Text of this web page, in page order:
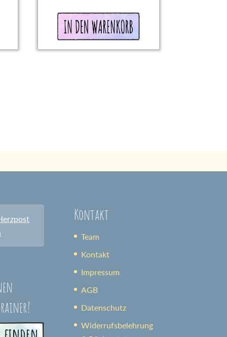
In den
Warenkorb
Kontakt
Team
Kontakt
Impressum
AGB
Datenschutz
Widerrufsbelehrung